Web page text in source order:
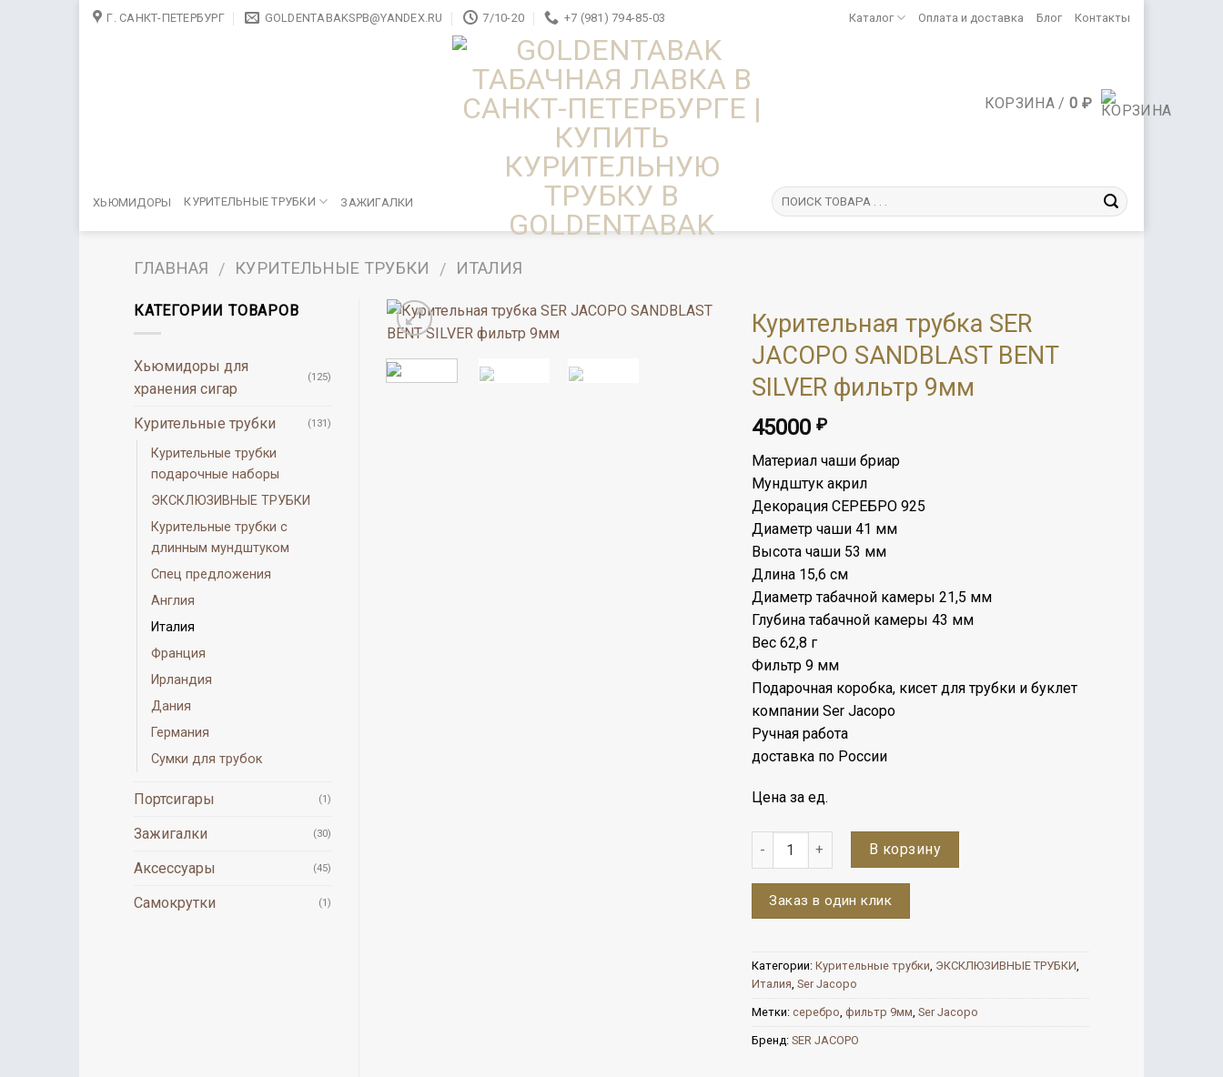
Skip Г. САНКТ-ПЕТЕРБУРГ GOLDENTABAKSPB@YANDEX.RU 7/10-20 +7 (981) 794-85-03 Каталог Оплата и доставка Блог Контакты
КОРЗИНА /0 ₽
ХЬЮМИДОРЫ КУРИТЕЛЬНЫЕ ТРУБКИ ЗАЖИГАЛКИ
ГЛАВНАЯ / КУРИТЕЛЬНЫЕ ТРУБКИ / ИТАЛИЯ
Курительная трубка SER
JACOPO SANDBLAST BENT
SILVER фильтр 9мм
45000 ₽
Материал чаши бриар
Мундштук акрил
Декорация СЕРЕБРО 925
Диаметр чаши 41 мм
Высота чаши 53 мм
Длина 15,6 см
Диаметр табачной камеры 21,5 мм
Глубина табачной камеры 43 мм
Вес 62,8 г
Фильтр 9 мм
Подарочная коробка, кисет для трубки и буклет
компании Ser Jacopo
Ручная работа
доставка по России
Цена за ед.
Количество В корзину
Заказ в один клик
Категории: Курительные трубки ЭКСКЛЮЗИВНЫЕ ТРУБКИ
Италия Ser Jacopo
Метки: серебро фильтр 9мм Ser Jacopo
Бренд: SER JACOPO
КАТЕГОРИИ ТОВАРОВ
Хьюмидоры для
хранения сигар
(125)
Курительные трубки (131)
Курительные трубки
подарочные наборы
ЭКСКЛЮЗИВНЫЕ ТРУБКИ
Курительные трубки с
длинным мундштуком
Спец предложения
Англия
Италия
Франция
Ирландия
Дания
Германия
Сумки для трубок
Портсигары (1)
Зажигалки (30)
Аксессуары (45)
Самокрутки (1)